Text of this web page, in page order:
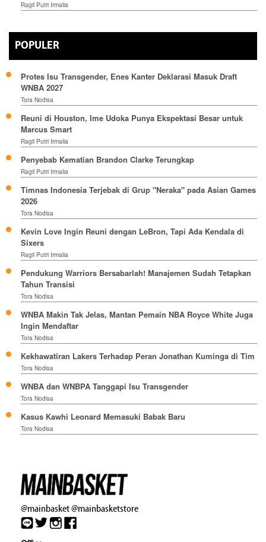
Ragil Putri Irmalia
POPULER
Protes Isu Transgender, Enes Kanter Deklarasi Masuk Draft
WNBA 2027
Tora Nodisa
Reuni di Houston, Ime Udoka Punya Ekspektasi Besar untuk
Marcus Smart
Ragil Putri Irmalia
Penyebab Kematian Brandon Clarke Terungkap
Ragil Putri Irmalia
Timnas Indonesia Terjebak di Grup "Neraka" pada Asian Games
2026
Tora Nodisa
Kevin Love Ingin Reuni dengan LeBron, Tapi Ada Kendala di
Sixers
Ragil Putri Irmalia
Pendukung Warriors Bersabarlah! Manajemen Sudah Tetapkan
Tahun Transisi
Tora Nodisa
WNBA Makin Tak Jelas, Mantan Pemain NBA Royce White Juga
Ingin Mendaftar
Tora Nodisa
Kekhawatiran Lakers Terhadap Peran Jonathan Kuminga di Tim
Tora Nodisa
WNBA dan WNBPA Tanggapi Isu Transgender
Tora Nodisa
Kasus Kawhi Leonard Memasuki Babak Baru
Tora Nodisa
@mainbasket@mainbasketstore